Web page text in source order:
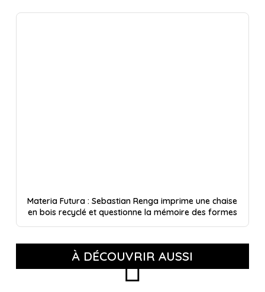
Materia Futura : Sebastian Renga imprime une chaise
en bois recyclé et questionne la mémoire des formes
À DÉCOUVRIR AUSSI